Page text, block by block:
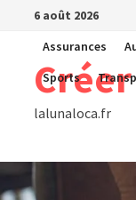
Passer6 août 2026
Assurances
Sports
lalunaloca.fr